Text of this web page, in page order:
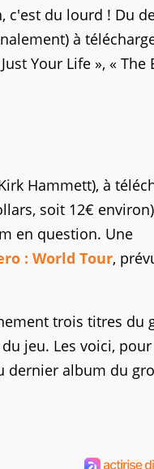
c'est du lourd ! Du
à
Your Life », « The
Hammett), à
soit 12€
en question. Une
: World Tour,
trois titres du
jeu. Les voici,
dernier album du